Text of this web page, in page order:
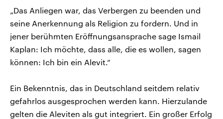
„Das Anliegen war, das Verbergen zu beenden und
seine Anerkennung als Religion zu fordern. Und in
jener berühmten Eröffnungsansprache sage Ismail
Kaplan: Ich möchte, dass alle, die es wollen, sagen
können: Ich bin ein Alevit.“
Ein Bekenntnis, das in Deutschland seitdem relativ
gefahrlos ausgesprochen werden kann. Hierzulande
gelten die Aleviten als gut integriert. Ein großer Erfolg